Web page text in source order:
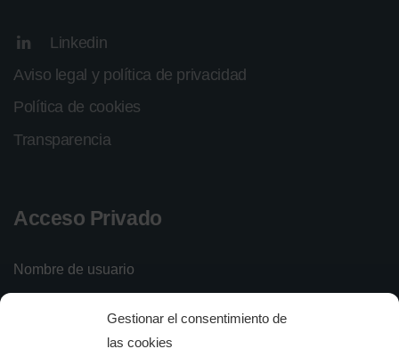
Gestionar el consentimiento de
las cookies
Linkedin
Aviso legal y política de privacidad
Política de cookies
Transparencia
Acceso Privado
Nombre de usuario